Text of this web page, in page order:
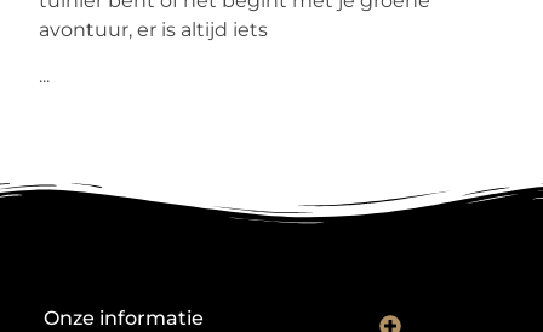
avontuur, er is altijd iets
...
Onze informatie